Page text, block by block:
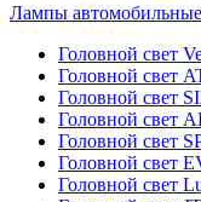
Лампы автомобильные
Головной свет
Головной свет
Головной свет
Головной свет
Головной свет
Головной свет
Головной свет